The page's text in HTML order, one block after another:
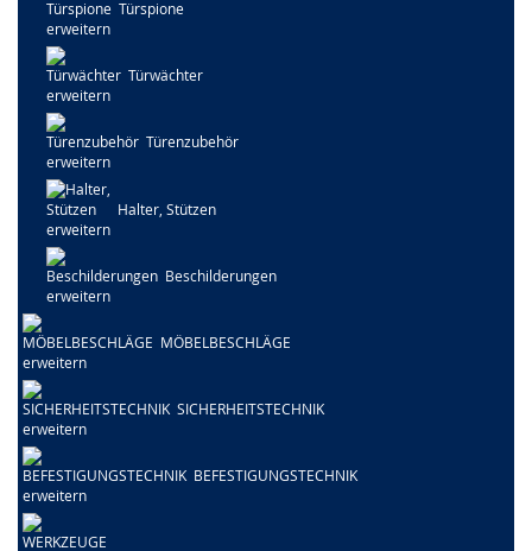
Türspione
Türwächter
Türenzubehör
Halter, Stützen
Beschilderungen
MÖBELBESCHLÄGE
SICHERHEITSTECHNIK
BEFESTIGUNGSTECHNIK